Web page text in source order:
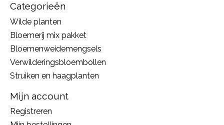
Categorieën
Wilde planten
Bloemerij mix pakket
Bloemenweidemengsels
Verwilderingsbloembollen
Struiken en haagplanten
Mijn account
Registreren